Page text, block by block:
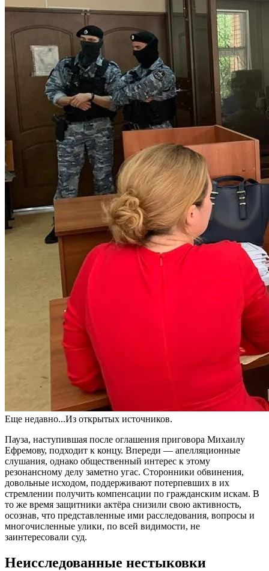
Еще недавно...Из открытых источников.
Пауза, наступившая после оглашения приговора Михаилу
Ефремову, подходит к концу. Впереди — апелляционные
слушания, однако общественный интерес к этому
резонансному делу заметно угас. Сторонники обвинения,
довольные исходом, поддерживают потерпевших в их
стремлении получить компенсации по гражданским искам. В
то же время защитники актёра снизили свою активность,
осознав, что представленные ими расследования, вопросы и
многочисленные улики, по всей видимости, не
заинтересовали суд.
Неисследованные нестыковки